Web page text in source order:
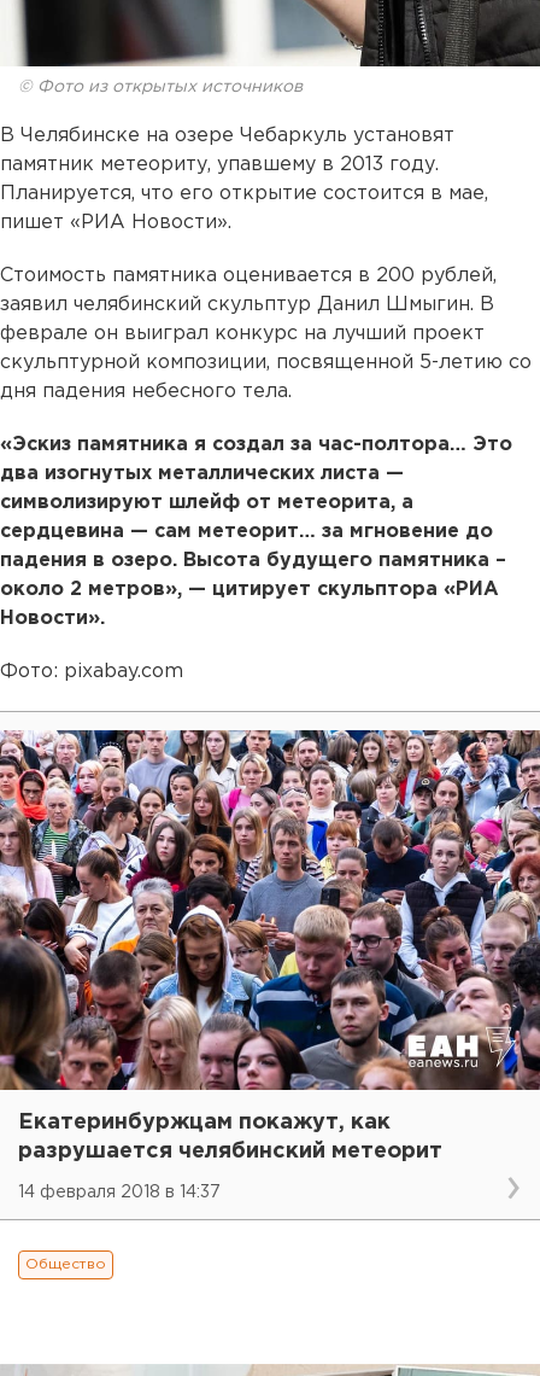
© Фото из открытых источников
В Челябинске на озере Чебаркуль установят
памятник метеориту, упавшему в 2013 году.
Планируется, что его открытие состоится в мае,
пишет «РИА Новости».
Стоимость памятника оценивается в 200 рублей,
заявил челябинский скульптур Данил Шмыгин. В
феврале он выиграл конкурс на лучший проект
скульптурной композиции, посвященной 5-летию со
дня падения небесного тела.
«Эскиз памятника я создал за час-полтора… Это
два изогнутых металлических листа —
символизируют шлейф от метеорита, а
сердцевина — сам метеорит… за мгновение до
падения в озеро. Высота будущего памятника –
около 2 метров», — цитирует скульптора «РИА
Новости».
Фото: pixabay.com
Екатеринбуржцам покажут, как
разрушается челябинский метеорит
14 февраля 2018 в 14:37
Общество